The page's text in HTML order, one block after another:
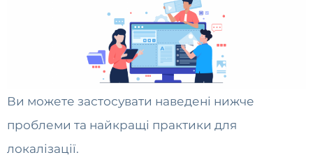
Ви можете застосувати наведені нижче
проблеми та найкращі практики для
локалізації.